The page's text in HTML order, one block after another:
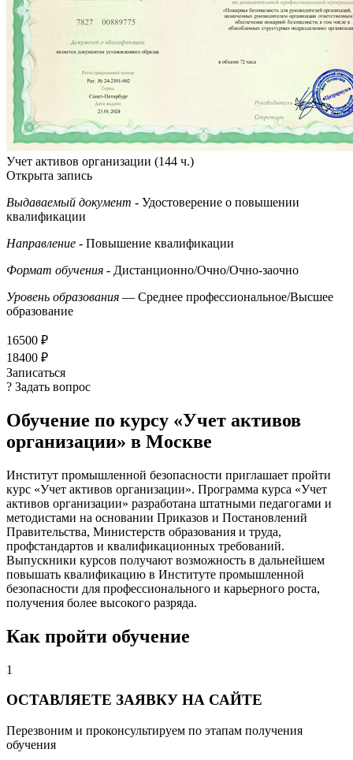
Учет активов организации (144 ч.)
Открыта запись
Выдаваемый документ - Удостоверение о повышении
квалификации
Направление - Повышение квалификации
Формат обучения - Дистанционно/Очно/Очно-заочно
Уровень образования — Среднее профессиональное/Высшее
образование
16500 ₽
18400 ₽
Записаться
? Задать вопрос
Обучение по курсу «Учет активов
организации» в Москве
Институт промышленной безопасности приглашает пройти
курс «Учет активов организации». Программа курса «Учет
активов организации» разработана штатными педагогами и
методистами на основании Приказов и Постановлений
Правительства, Министерств образования и труда,
профстандартов и квалификационных требований.
Выпускники курсов получают возможность в дальнейшем
повышать квалификацию в Институте промышленной
безопасности для профессионального и карьерного роста,
получения более высокого разряда.
Как пройти обучение
1
ОСТАВЛЯЕТЕ ЗАЯВКУ НА САЙТЕ
Перезвоним и проконсультируем по этапам получения
обучения